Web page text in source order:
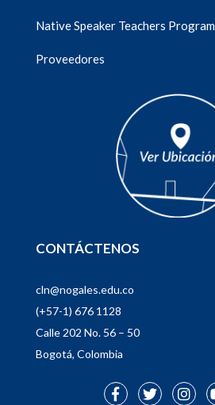
Native Speaker Teachers Program
Proveedores
CONTÁCTENOS
cln@nogales.edu.co
(+57-1) 676 1128
Calle 202 No. 56 – 50
Bogotá, Colombia